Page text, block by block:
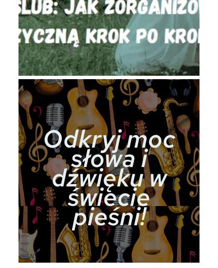
Odkryj moc
słowa i
dźwięku w
świecie
pieśni!